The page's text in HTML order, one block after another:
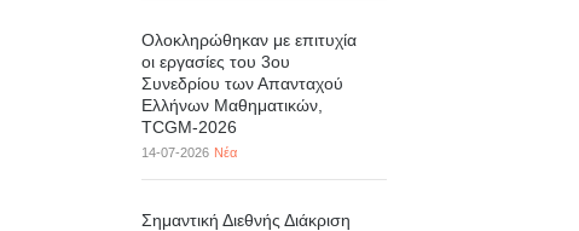
Ολοκληρώθηκαν με επιτυχία
οι εργασίες του 3ου
Συνεδρίου των Απανταχού
Ελλήνων Μαθηματικών,
TCGM-2026
14-07-2026 Νέα
Σημαντική Διεθνής Διάκριση